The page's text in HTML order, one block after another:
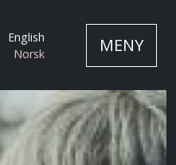
English
Norsk
MENY